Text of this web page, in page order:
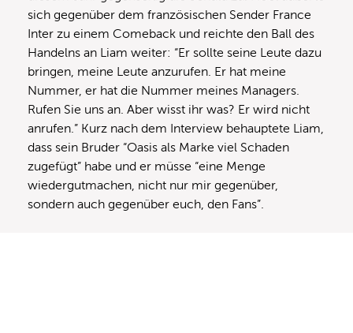
sich gegenüber dem französischen Sender France
Inter zu einem Comeback und reichte den Ball des
Handelns an Liam weiter: “Er sollte seine Leute dazu
bringen, meine Leute anzurufen. Er hat meine
Nummer, er hat die Nummer meines Managers.
Rufen Sie uns an. Aber wisst ihr was? Er wird nicht
anrufen.” Kurz nach dem Interview behauptete Liam,
dass sein Bruder “Oasis als Marke viel Schaden
zugefügt” habe und er müsse “eine Menge
wiedergutmachen, nicht nur mir gegenüber,
sondern auch gegenüber euch, den Fans”.